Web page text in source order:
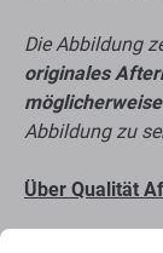
Die Abbildung
originales
Abbildung zu
Über Qualität